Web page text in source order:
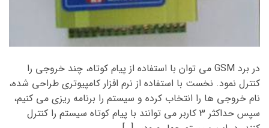
در برد GSM می توان با استفاده از پیام کوتاه، چند خروجی را
کنترل نمود. نخست با استفاده از نرم افزار کامپیوتری طراحی شده،
نام خروجی ها را انتخاب کرده و سیستم را برنامه ریزی می کنیم،
سپس حداکثر 3 کاربر می توانند با پیام کوتاه سیستم را کنترل